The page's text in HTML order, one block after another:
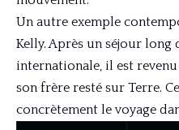
Un autre exemple
Kelly. Après un séjour long
internationale, il est
son frère resté sur Terre.
concrètement le voyage